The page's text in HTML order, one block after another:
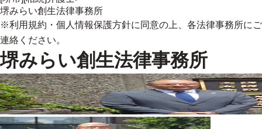
堺みらい創生法律事務所
※利用規約 ・ 個人情報保護方針に同意の上、各法律事務所にご
連絡ください。
堺みらい創生法律事務所